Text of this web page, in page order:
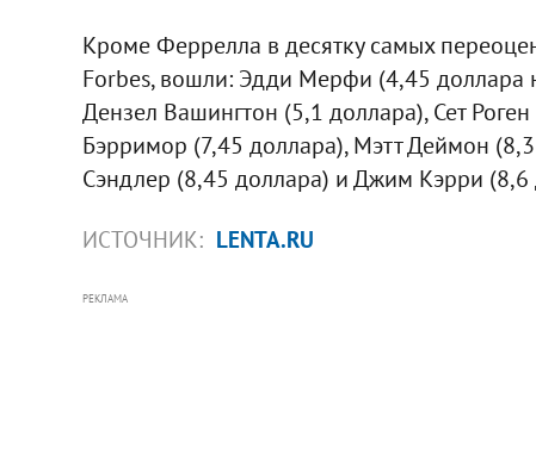
Кроме Феррелла в десятку самых
Forbes, вошли: Эдди Мерфи (4,45 доллара
Дензел Вашингтон (5,1 доллара), Сет
Бэрримор (7,45 доллара), Мэтт Деймон
Сэндлер (8,45 доллара) и Джим Кэрри (8,6
ИСТОЧНИК: LENTA.RU
РЕКЛАМА